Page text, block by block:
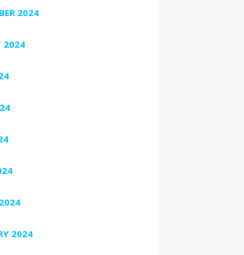
2024
2024
2024